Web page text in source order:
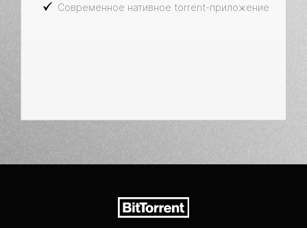
Современное нативное torrent-приложение